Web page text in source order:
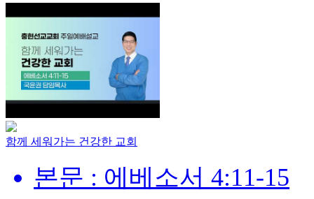
함께 세워가는 건강한 교회
본문 : 에베소서 4:11-15